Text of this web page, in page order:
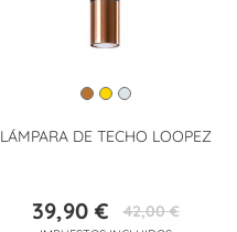
LÁMPARA DE TECHO LOOPEZ
Precio
39,90 €Precio
42,00 €